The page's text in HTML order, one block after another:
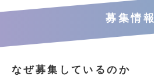
募集情報
なぜ募集しているのか